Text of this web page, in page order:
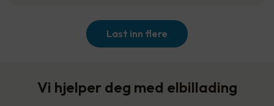
Last inn flere
Vi hjelper deg med elbillading